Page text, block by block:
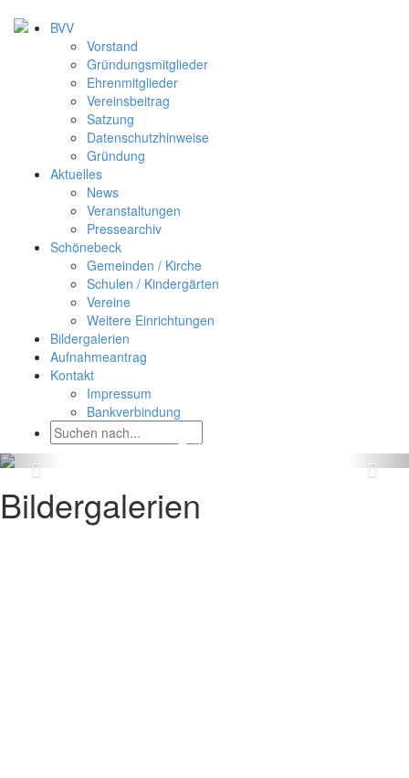
BVV
Vorstand
Gründungsmitglieder
Ehrenmitglieder
Vereinsbeitrag
Satzung
Datenschutzhinweise
Gründung
Aktuelles
News
Veranstaltungen
Pressearchiv
Schönebeck
Gemeinden / Kirche
Schulen / Kindergärten
Vereine
Weitere Einrichtungen
Bildergalerien
Aufnahmeantrag
Kontakt
Impressum
Bankverbindung
Bildergalerien